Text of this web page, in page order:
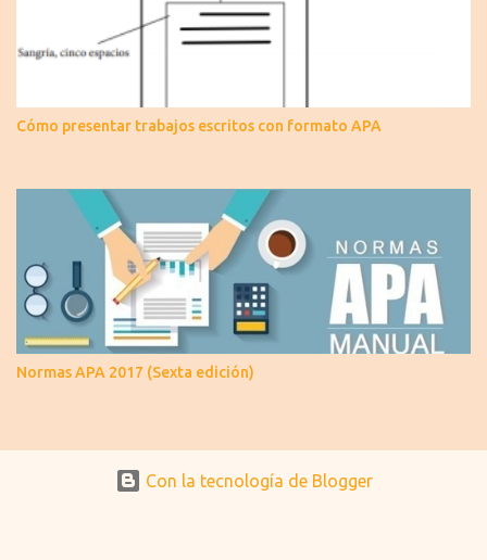
Cómo presentar trabajos escritos con formato APA
Normas APA 2017 (Sexta edición)
Con la tecnología de Blogger